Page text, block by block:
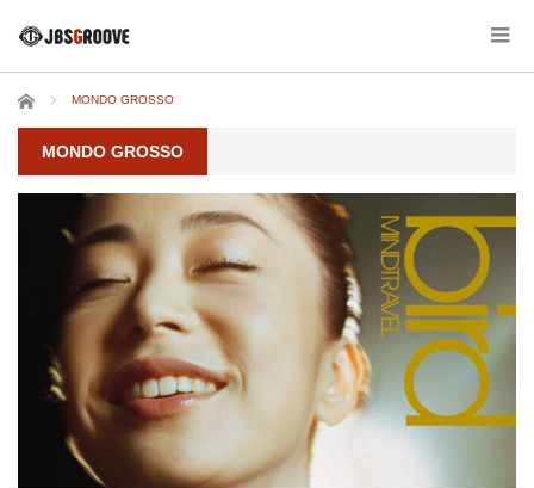
ホーム MONDO GROSSO
MONDO GROSSO